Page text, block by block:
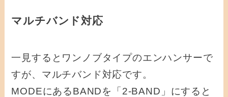
マルチバンド対応
一見するとワンノブタイプのエンハンサーで
すが、マルチバンド対応です。
MODEにあるBANDを「2-BAND」にすると